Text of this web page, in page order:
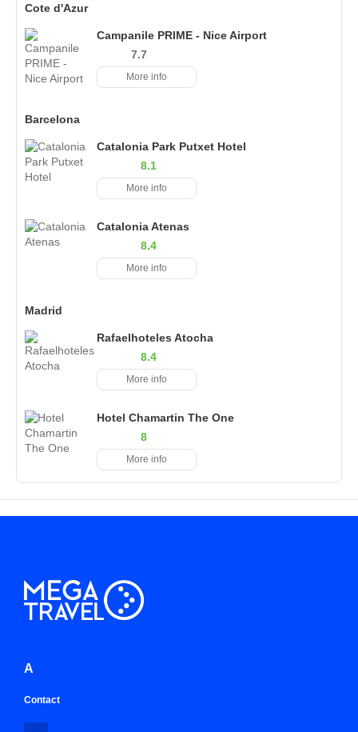
Cote d'Azur
Campanile PRIME - Nice Airport
7.7
More info
Barcelona
Catalonia Park Putxet Hotel
8.1
More info
Catalonia Atenas
8.4
More info
Madrid
Rafaelhoteles Atocha
8.4
More info
Hotel Chamartin The One
8
More info
A
Contact